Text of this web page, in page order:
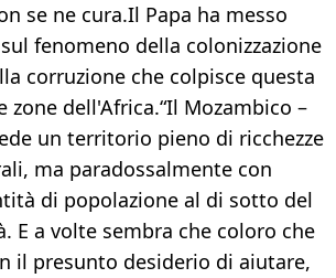
se ne cura.Il Papa ha messo
fenomeno della colonizzazione
corruzione che colpisce questa
zone dell'Africa.“Il Mozambico –
un territorio pieno di ricchezze
ma paradossalmente con
di popolazione al di sotto del
E a volte sembra che coloro che
il presunto desiderio di aiutare,